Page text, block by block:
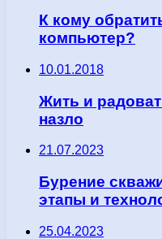
К кому
компьютер?
10.01.2018
Жить и
назло
21.07.2023
Бурение
этапы и
25.04.2023